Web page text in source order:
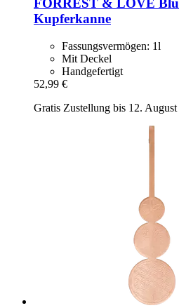
FORREST & LOVE
Kupferkanne
Fassungsvermögen: 1l
Mit Deckel
Handgefertigt
52,99 €
Gratis Zustellung bis 12. August